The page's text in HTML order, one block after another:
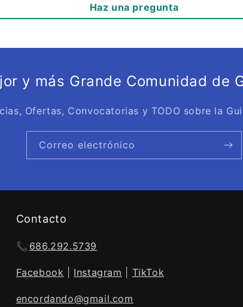
Haz una pregunta
y más Grande Comunidad de
Ofertas, Convocatorias y TODO sobre la
Correo electrónico
Contacto
📞 686.292.5739
Facebook Instagram TikTok
encordando@gmail.com